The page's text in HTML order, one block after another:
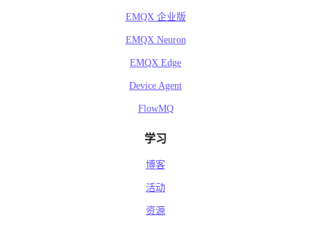
EMQX 企业版
EMQX Neuron
EMQX Edge
Device Agent
FlowMQ
学习
博客
活动
资源